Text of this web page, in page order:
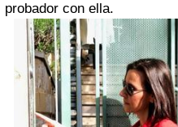
probador con ella.